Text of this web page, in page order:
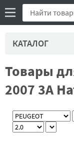
КАТАЛОГ
Товары
2007 3A